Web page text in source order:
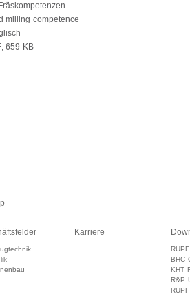
milling competence
659 KB
Karriere
BHC
KHT
R&P